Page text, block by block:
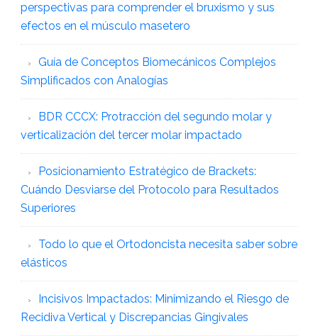
perspectivas para comprender el bruxismo y sus
efectos en el músculo masetero
Guía de Conceptos Biomecánicos Complejos
Simplificados con Analogías
BDR CCCX: Protracción del segundo molar y
verticalización del tercer molar impactado
Posicionamiento Estratégico de Brackets:
Cuándo Desviarse del Protocolo para Resultados
Superiores
Todo lo que el Ortodoncista necesita saber sobre
elásticos
Incisivos Impactados: Minimizando el Riesgo de
Recidiva Vertical y Discrepancias Gingivales